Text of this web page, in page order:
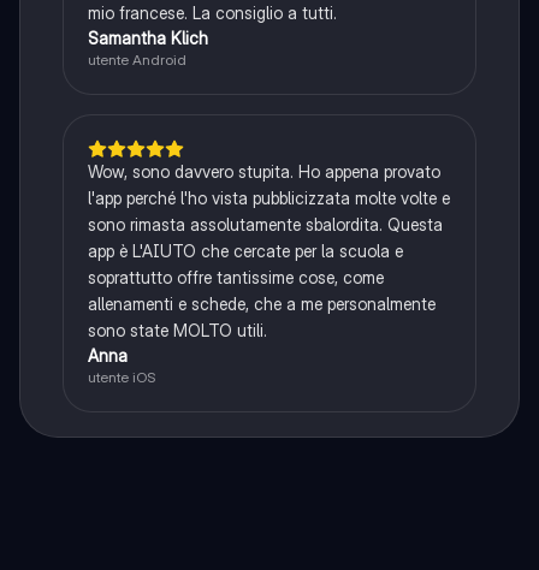
mio francese. La consiglio a tutti.
Samantha Klich
utente Android
Wow, sono davvero stupita. Ho appena provato
l'app perché l'ho vista pubblicizzata molte volte e
sono rimasta assolutamente sbalordita. Questa
app è L'AIUTO che cercate per la scuola e
soprattutto offre tantissime cose, come
allenamenti e schede, che a me personalmente
sono state MOLTO utili.
Anna
utente iOS